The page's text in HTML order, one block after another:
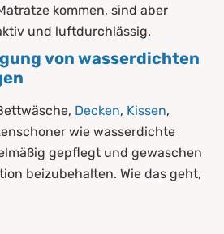
kommen, sind aber
und luftdurchlässig.
von wasserdichten
Decken, Kissen,
wie wasserdichte
gepflegt und gewaschen
beizubehalten. Wie das geht,